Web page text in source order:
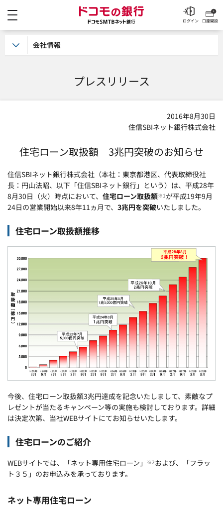
ドコモの銀行 ドコモ
口座開設
ログイン
プレスリリース
2016年8月30日
住信SBIネット銀行株式会社
住宅ローン取扱額 3兆円突破のお知らせ
住信SBIネット銀行株式会社（本社：東京都港区、代表取締役社
長：円山法昭、以下「住信SBIネット銀行」という）は、平成28年
8月30日（火）時点において、 住宅ローン取扱額※1が平成19年9月
24日の営業開始以来8年11ヵ月で、 3兆円を突破いたしました。
住宅ローン取扱額推移
今後、住宅ローン取扱額3兆円達成を記念いたしまして、素敵なプ
レゼントが当たるキャンペーン等の実施も検討しております。詳細
は決定次第、当社WEBサイトにてお知らせいたします。
住宅ローンのご紹介
WEBサイトでは、「ネット専用住宅ローン」 ※2および、「フラッ
ト３５」のお申込みを承っております。
ネット専用住宅ローン
会社情報